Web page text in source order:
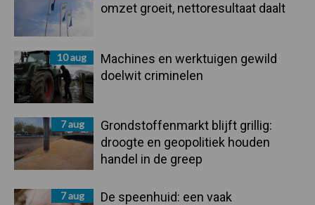
omzet groeit, nettoresultaat daalt
10 aug
Machines en werktuigen gewild
doelwit criminelen
7 aug
Grondstoffenmarkt blijft grillig:
droogte en geopolitiek houden
handel in de greep
7 aug
De speenhuid: een vaak